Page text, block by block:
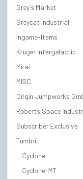
Grey's Market
Greycat Industrial
Ingame-Items
Kruger Intergalactic
Mirai
MISC
Origin Jumpworks
Roberts Space
Subscriber Exclusive
Tumbril
Cyclone
Cyclone-MT